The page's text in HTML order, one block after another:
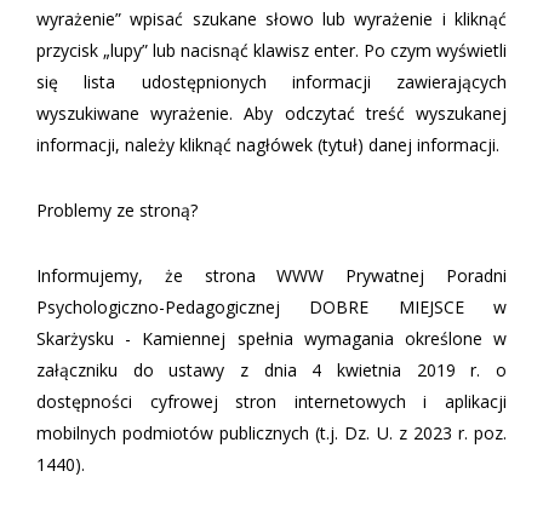
wyrażenie” wpisać szukane słowo lub wyrażenie i kliknąć
przycisk „lupy” lub nacisnąć klawisz enter. Po czym wyświetli
się lista udostępnionych informacji zawierających
wyszukiwane wyrażenie. Aby odczytać treść wyszukanej
informacji, należy kliknąć nagłówek (tytuł) danej informacji.
Problemy ze stroną?
Informujemy, że strona WWW Prywatnej Poradni
Psychologiczno-Pedagogicznej DOBRE MIEJSCE w
Skarżysku - Kamiennej spełnia wymagania określone w
załączniku do ustawy z dnia 4 kwietnia 2019 r. o
dostępności cyfrowej stron internetowych i aplikacji
mobilnych podmiotów publicznych (t.j. Dz. U. z 2023 r. poz.
1440).